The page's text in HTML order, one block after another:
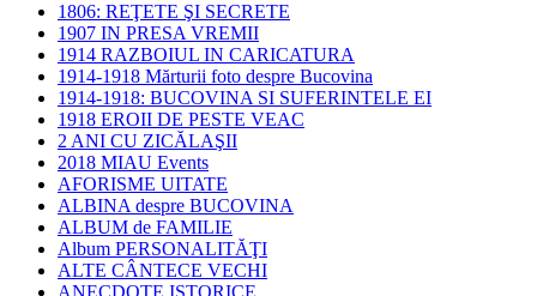
1806: REŢETE ŞI SECRETE
1907 IN PRESA VREMII
1914 RAZBOIUL IN CARICATURA
1914-1918 Mărturii foto despre Bucovina
1914-1918: BUCOVINA SI SUFERINTELE EI
1918 EROII DE PESTE VEAC
2 ANI CU ZICĂLAŞII
2018 MIAU Events
AFORISME UITATE
ALBINA despre BUCOVINA
ALBUM de FAMILIE
Album PERSONALITĂŢI
ALTE CÂNTECE VECHI